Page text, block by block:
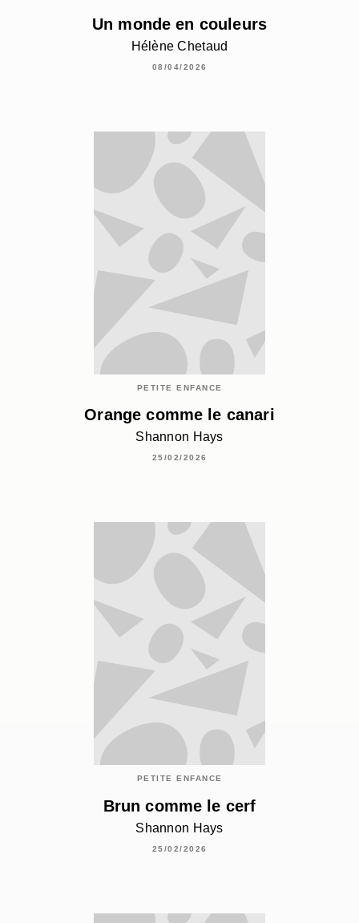
Un monde en couleurs
Hélène Chetaud
08/04/2026
PETITE ENFANCE
Orange comme le canari
Shannon Hays
25/02/2026
PETITE ENFANCE
Brun comme le cerf
Shannon Hays
25/02/2026